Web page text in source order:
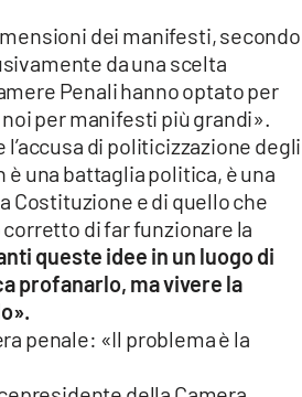
dei manifesti, secondo
da una scelta
Penali hanno optato per
per manifesti più grandi».
di politicizzazione degli
una battaglia politica, è una
Costituzione e di quello che
di far funzionare la
queste idee in un luogo di
profanarlo, ma vivere la
penale: «Il problema è la